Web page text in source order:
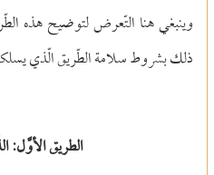
وينبغي هنا التّعرض لتوضيح هذه
ذلك بشروط سلامة الطّريق الّذي
الطريق الأوَّل: